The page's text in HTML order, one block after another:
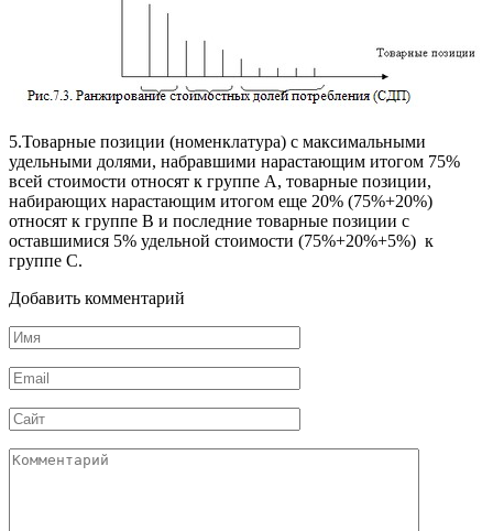
5.Товарные позиции (номенклатура) с максимальными
удельными долями, набравшими нарастающим итогом 75%
всей стоимости относят к группе А, товарные позиции,
набирающих нарастающим итогом еще 20% (75%+20%)
относят к группе В и последние товарные позиции с
оставшимися 5% удельной стоимости (75%+20%+5%) к
группе С.
Добавить комментарий
Имя
*
Email
*
Сайт
Комментарий